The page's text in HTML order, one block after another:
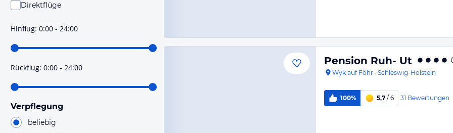
Direktflüge
hoher Wahrscheinlichkeit Direktflüge sind. Bitte
prüfe vor der Buchung noch einmal die Flugdetails.
Hinflug: 0:00 - 24:00
Rückflug: 0:00 - 24:00
Verpflegung
beliebig
Pension Ruh- Ut
Wyk auf Föhr · Schleswig-Holstein
100% 5,7 / 6 31 Bewertungen